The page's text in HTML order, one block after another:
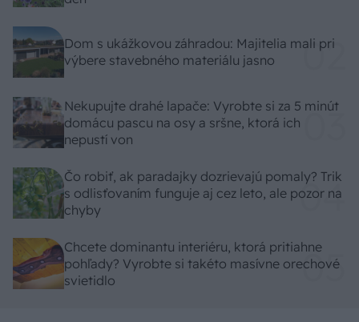
Dom s ukážkovou záhradou: Majitelia mali pri
výbere stavebného materiálu jasno
Nekupujte drahé lapače: Vyrobte si za 5 minút
domácu pascu na osy a sršne, ktorá ich
nepustí von
Čo robiť, ak paradajky dozrievajú pomaly? Trik
s odlisťovaním funguje aj cez leto, ale pozor na
chyby
Chcete dominantu interiéru, ktorá pritiahne
pohľady? Vyrobte si takéto masívne orechové
svietidlo